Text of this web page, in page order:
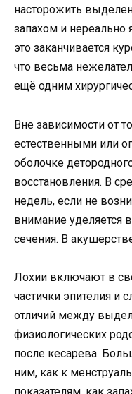
насторожить
запахом и нереально
это заканчивается
что весьма
ещё одним
Вне зависимости от
естественными или
оболочке
восстановления. В
недель, если не
внимание уделяется
сечения. В
Лохии включают в
частички эпителия и
отличий между
физиологических
после кесарева.
ним, как к